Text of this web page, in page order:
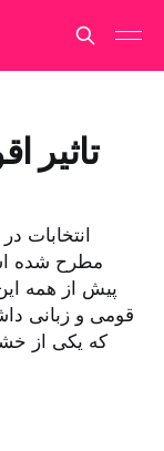
تاثیر
انتخابات
مطرح شده
پیش از همه
قومی و زبانی
که یکی از